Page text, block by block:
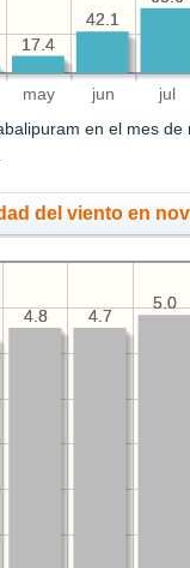
may jun jul
42.1
17.4
42.1
17.4
en el mes
del viento en
5.0
4.7
4.8
5.0
4.7
4.8